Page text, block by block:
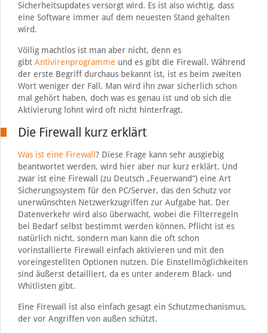
Sicherheitsupdates versorgt wird. Es ist also wichtig, dass
eine Software immer auf dem neuesten Stand gehalten
wird.
Völlig machtlos ist man aber nicht, denn es
gibt Antivirenprogramme und es gibt die Firewall. Während
der erste Begriff durchaus bekannt ist, ist es beim zweiten
Wort weniger der Fall. Man wird ihn zwar sicherlich schon
mal gehört haben, doch was es genau ist und ob sich die
Aktivierung lohnt wird oft nicht hinterfragt.
Die Firewall kurz erklärt
Was ist eine Firewall ? Diese Frage kann sehr ausgiebig
beantwortet werden, wird hier aber nur kurz erklärt. Und
zwar ist eine Firewall (zu Deutsch „Feuerwand“) eine Art
Sicherungssystem für den PC/Server, das den Schutz vor
unerwünschten Netzwerkzugriffen zur Aufgabe hat. Der
Datenverkehr wird also überwacht, wobei die Filterregeln
bei Bedarf selbst bestimmt werden können. Pflicht ist es
natürlich nicht, sondern man kann die oft schon
vorinstallierte Firewall einfach aktivieren und mit den
voreingestellten Optionen nutzen. Die Einstellmöglichkeiten
sind äußerst detailliert, da es unter anderem Black- und
Whitlisten gibt.
Eine Firewall ist also einfach gesagt ein Schutzmechanismus,
der vor Angriffen von außen schützt.